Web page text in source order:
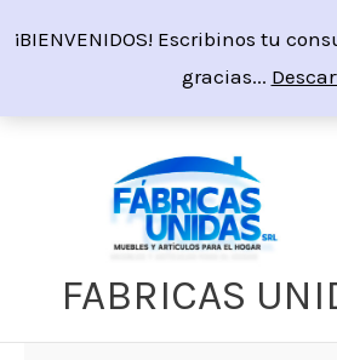
¡BIENVENIDOS! Escribinos tu
gracias...
FABRICAS